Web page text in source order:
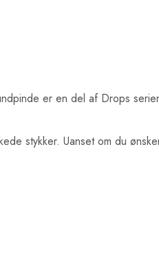
er en del af Drops
stykker. Uanset om du